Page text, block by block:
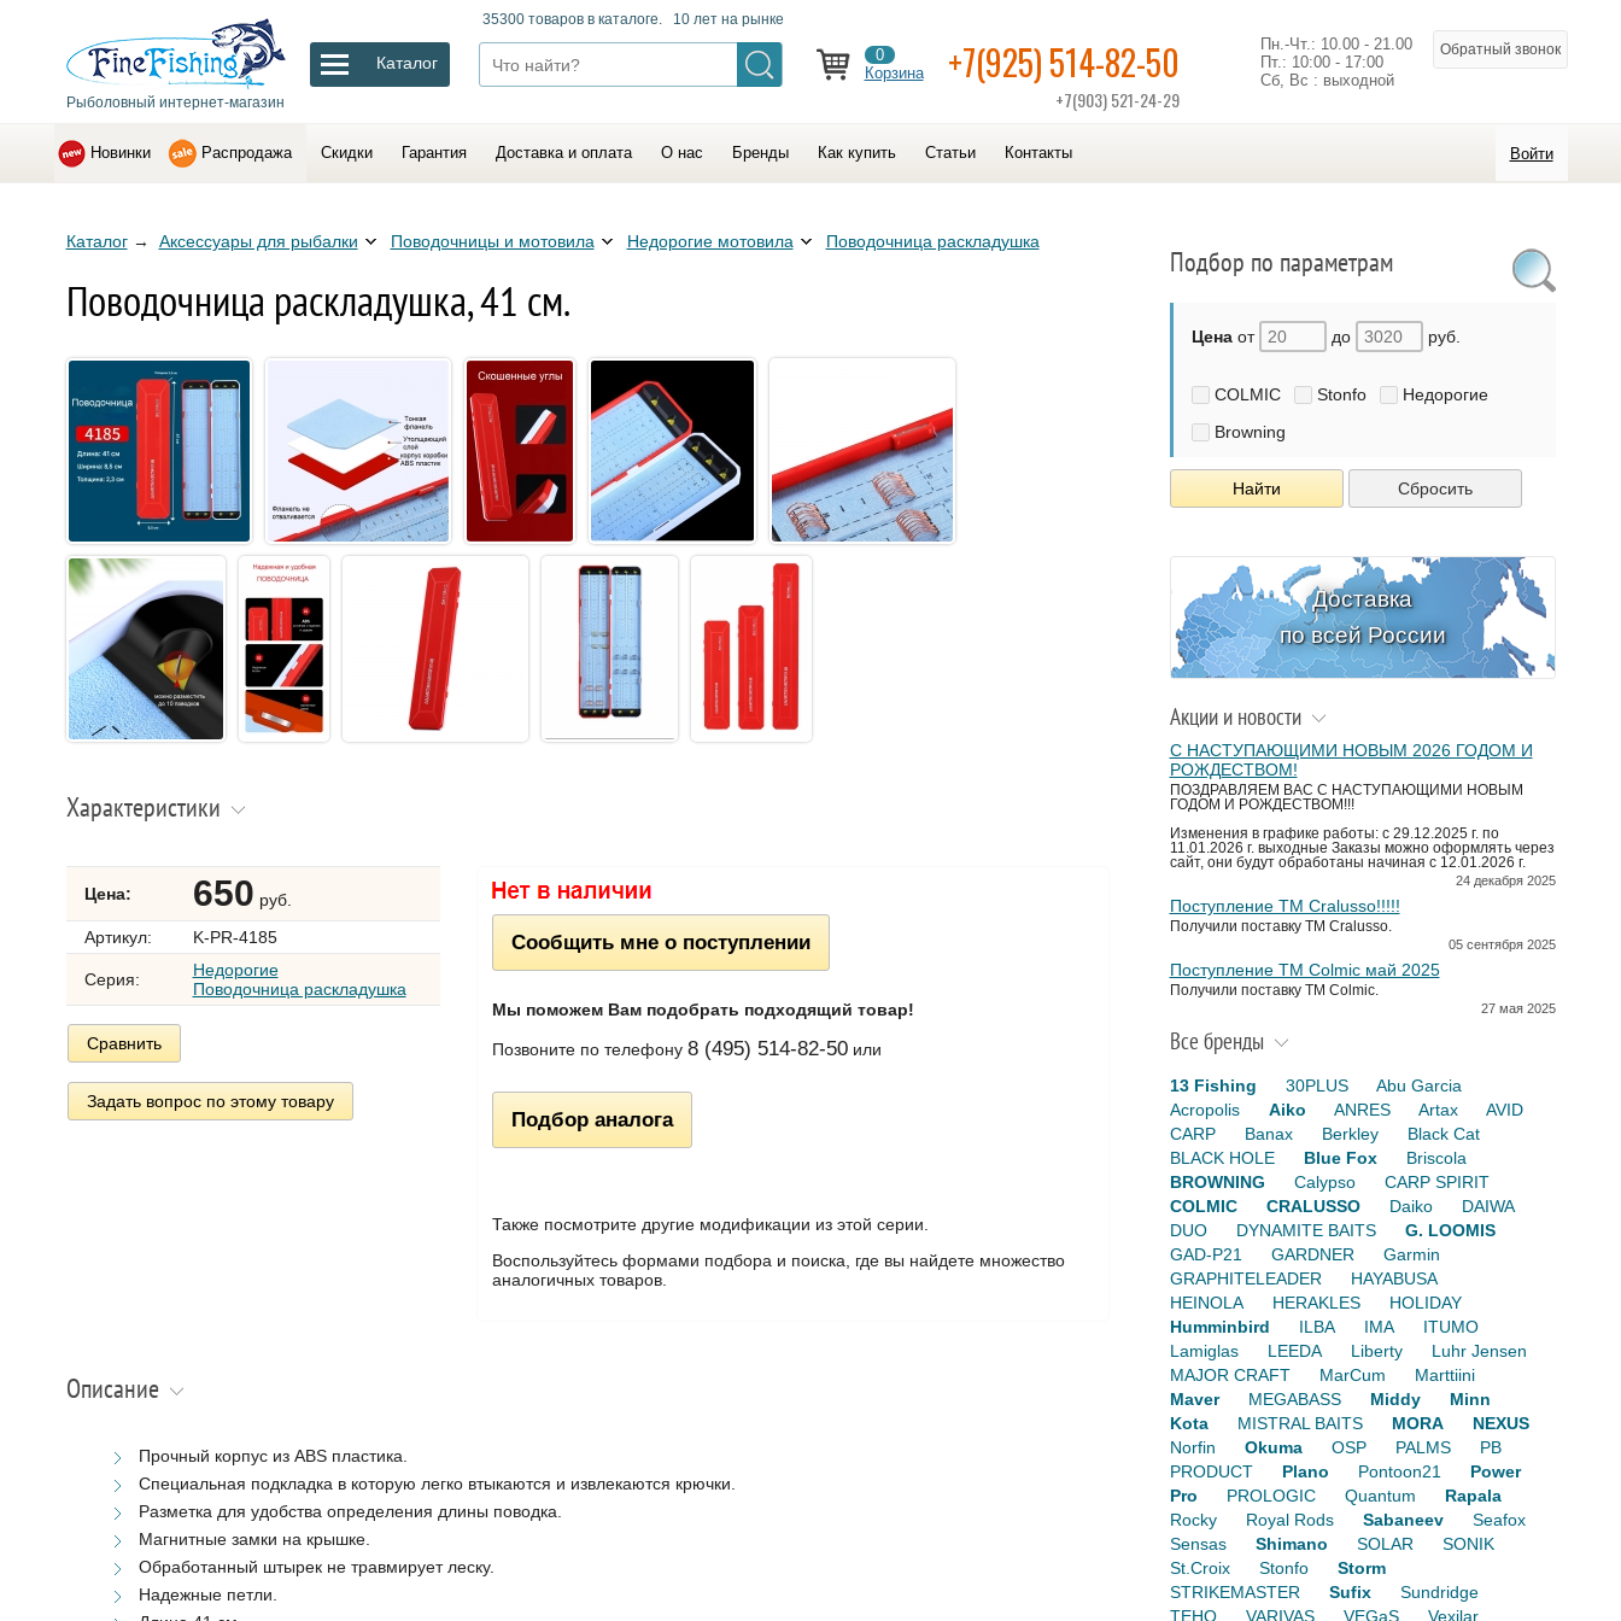
Рыболовный интернет-магазин
Каталог
35300 товаров в каталоге. 10 лет на рынке
0
Корзина
+7(925) 514-82-50
+7(903) 521-24-29
Пн.-Чт.: 10.00 - 21.00
Пт.: 10:00 - 17:00
Сб, Вс : выходной
Обратный звонок
Новинки Распродажа Скидки Гарантия Доставка и оплата О нас Бренды Как купить Статьи Контакты Войти
Каталог→ Аксессуары для рыбалки Поводочницы и мотовила Недорогие мотовила Поводочница раскладушка
Поводочница раскладушка, 41 см.
Характеристики
Цена: 650 руб.
Артикул:
K-PR-4185
Серия:
Недорогие
Поводочница раскладушка
Сравнить
Задать вопрос по этому товару
Сообщить мне о поступлении
Мы поможем Вам подобрать подходящий товар!
Позвоните по телефону 8 (495) 514-82-50или
Подбор аналога
Также посмотрите другие модификации из этой серии.
Воспользуйтесь формами подбора и поиска, где вы найдете множество
аналогичных товаров.
Описание
Прочный корпус из ABS пластика.
Специальная подкладка в которую легко втыкаются и извлекаются крючки.
Разметка для удобства определения длины поводка.
Магнитные замки на крышке.
Обработанный штырек не травмирует леску.
Надежные петли.
Подбор по параметрам
Ценаот до руб.
COLMIC Stonfo
Недорогие
Browning
Найти Сбросить
Доставка
по всей России
Акции и новости
С НАСТУПАЮЩИМИ НОВЫМ 2026 ГОДОМ И
РОЖДЕСТВОМ!
ПОЗДРАВЛЯЕМ ВАС С НАСТУПАЮЩИМИ НОВЫМ
ГОДОМ И РОЖДЕСТВОМ!!!
Изменения в графике работы: с 29.12.2025 г. по
11.01.2026 г. выходные Заказы можно оформлять через
сайт, они будут обработаны начиная с 12.01.2026 г.
24 декабря 2025
Поступление TM Cralusso!!!!!
Получили поставку ТМ Cralusso.
05 сентября 2025
Поступление TM Colmic май 2025
Получили поставку ТМ Colmic.
27 мая 2025
Все бренды
13 Fishing 30PLUS
Abu Garcia
Acropolis
Aiko ANRES Artax
AVID
CARP
Banax Berkley
Black Cat
BLACK HOLE
Blue Fox
Briscola
BROWNING
Calypso
CARP SPIRIT
COLMIC
CRALUSSO Daiko
DAIWA
DUO
DYNAMITE BAITS
G. LOOMIS
GAD-P21
GARDNER
Garmin
GRAPHITELEADER
HAYABUSA
HEINOLA
HERAKLES
HOLIDAY
Humminbird
ILBA IMA
ITUMO
Lamiglas
LEEDA Liberty
Luhr Jensen
MAJOR CRAFT
MarCum
Marttiini
Maver
MEGABASS Middy
Minn
Kota
MISTRAL BAITS MORA
NEXUS
Norfin
Okuma OSP PALMS
PB
PRODUCT
Plano Pontoon21
Power
Pro
PROLOGIC Quantum
Rapala
Rocky
Royal Rods Sabaneev
Seafox
Sensas
Shimano SOLAR
SONIK
St.Croix
Stonfo
Storm
STRIKEMASTER
Sufix
Sundridge
TEHO
VARIVAS VEGaS Vexilar